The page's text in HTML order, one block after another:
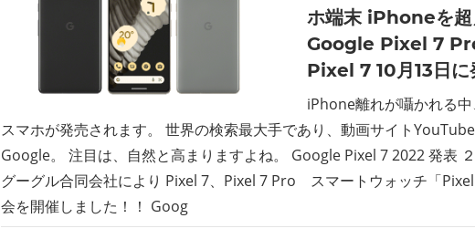
ホ端末 iPhoneを超
Google Pixel 7
Pixel 7 10月13日に
iPhone離れが囁かれる
スマホが発売されます。 世界の検索最大手であり、動画サイト
Google。 注目は、自然と高まりますよね。 Google Pixel 7 2022 発表
グーグル合同会社により Pixel 7、Pixel 7 Pro スマートウォッチ「
会を開催しました！！ Goog